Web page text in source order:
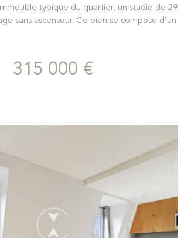
typique du quartier, un studio de 29
sans ascenseur. Ce bien se compose d’un
Exposé sud-ouest, l’appartement est
et entièrement rénové, offrant un cadre
recherché, à proximité des commerces et
315 000 €